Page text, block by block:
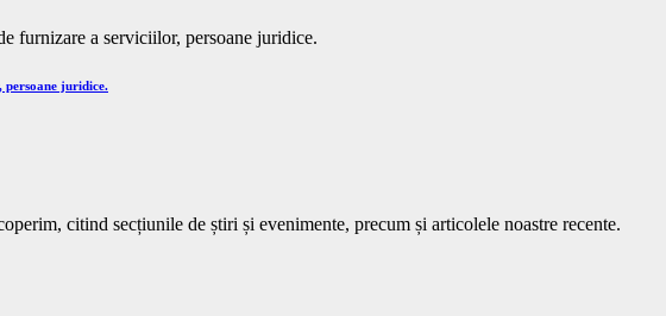
persoane juridice.
citind secțiunile de știri și evenimente, precum și articolele noastre recente.